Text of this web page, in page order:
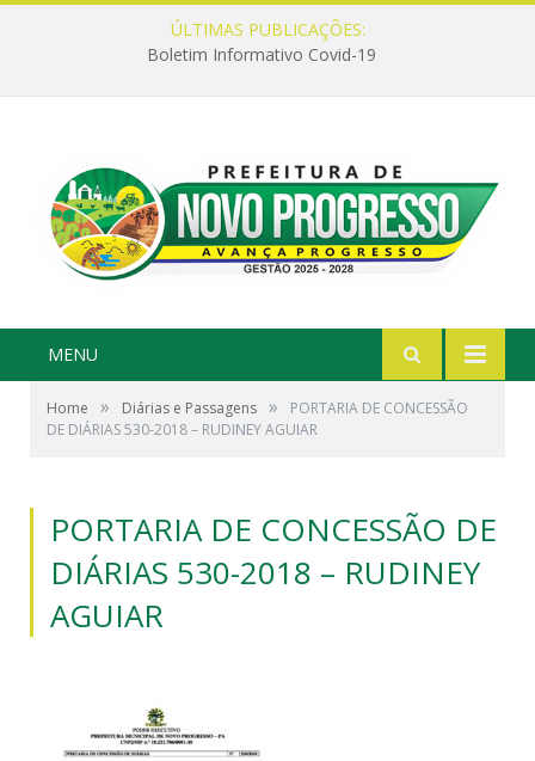
ÚLTIMAS PUBLICAÇÕES:
Boletim Informativo Covid-19
MENU
Home » Diárias e Passagens »
PORTARIA DE CONCESSÃO
DE DIÁRIAS 530-2018 – RUDINEY AGUIAR
PORTARIA DE CONCESSÃO DE
DIÁRIAS 530-2018 – RUDINEY
AGUIAR